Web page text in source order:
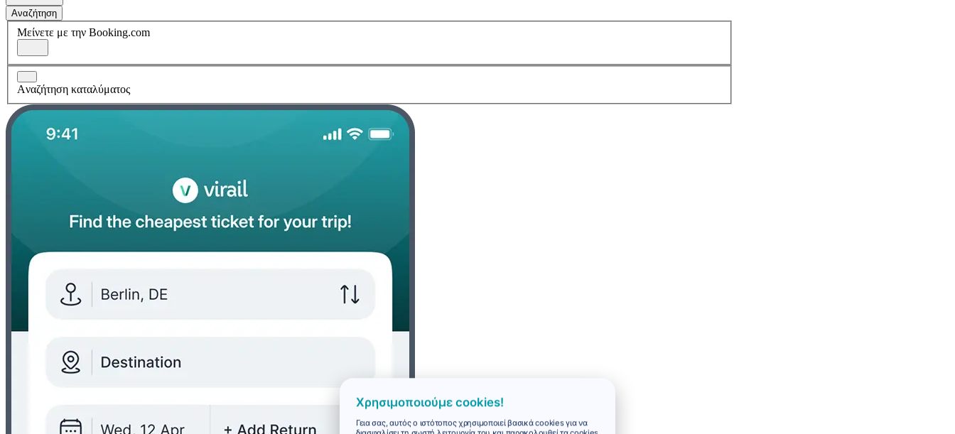
Αναζήτηση
Μείνετε με την Booking.com
Aναζήτηση καταλύματος
Χρησιμοποιούμε cookies!
Γεια σας, αυτός ο ιστότοπος χρησιμοποιεί βασικά cookies για να